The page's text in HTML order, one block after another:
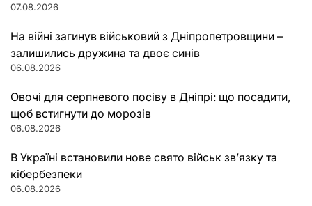
07.08.2026
На війні загинув військовий з Дніпропетровщини –
залишились дружина та двоє синів
06.08.2026
Овочі для серпневого посіву в Дніпрі: що посадити,
щоб встигнути до морозів
06.08.2026
В Україні встановили нове свято військ зв’язку та
кібербезпеки
06.08.2026